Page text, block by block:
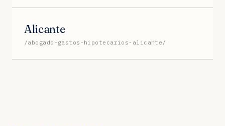
Alicante
/abogado-gastos-hipotecarios-alicante/